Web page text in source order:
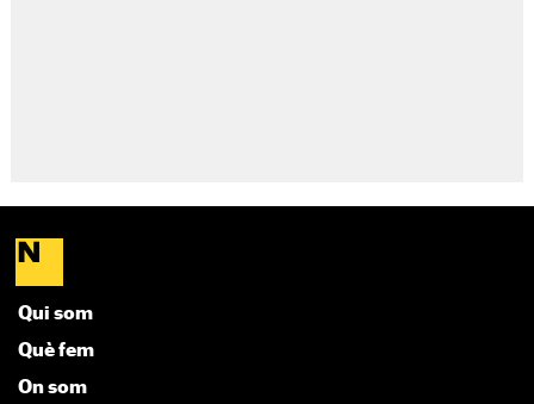
Qui som
Què fem
On som